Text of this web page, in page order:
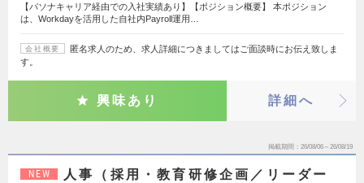
【パソナキャリア経由での入社実績あり】【ポジション概要】 本ポジション
は、Workdayを活用した自社内Payroll運用…
会社概要
匿名求人のため、求人詳細につきましてはご面談時にお伝え致しま
す。
興味あり 詳細へ
掲載期間 26/08/06～26/08/19
NEW
人事（採用・教育研修企画／リーダー